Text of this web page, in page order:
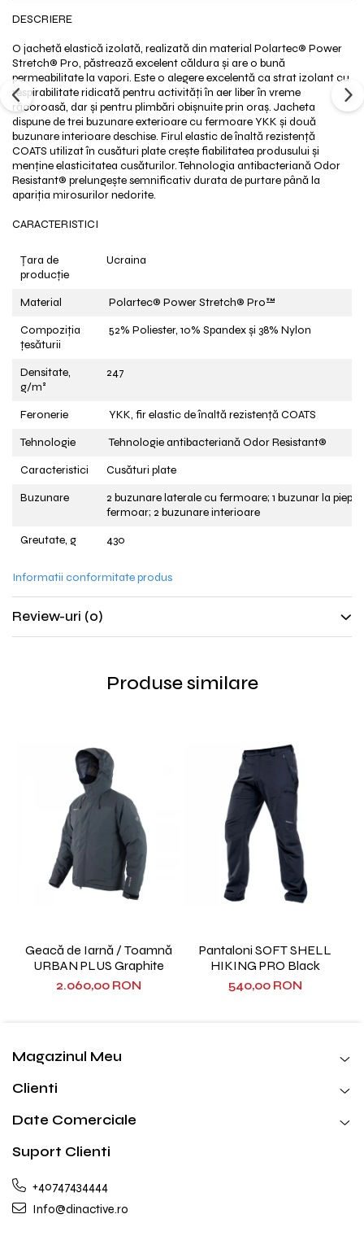
DESCRIERE
O jachetă elastică izolată, realizată din material Polartec® Power
Stretch® Pro, păstrează excelent căldura și are o bună
permeabilitate la vapori. Este o alegere excelentă ca strat izolant cu
respirabilitate ridicată pentru activități în aer liber în vreme
răcoroasă, dar și pentru plimbări obișnuite prin oraș. Jacheta
dispune de trei buzunare exterioare cu fermoare YKK și două
buzunare interioare deschise. Firul elastic de înaltă rezistență
COATS utilizat în cusături plate crește fiabilitatea produsului și
menține elasticitatea cusăturilor. Tehnologia antibacteriană Odor
Resistant® prelungește semnificativ durata de purtare până la
apariția mirosurilor nedorite.
CARACTERISTICI
Țara de
producție
Ucraina
Material
Polartec® Power Stretch® Pro™
Compoziția
țesăturii
52% Poliester, 10% Spandex și 38% Nylon
Densitate,
g/m²
247
Feronerie
YKK, fir elastic de înaltă rezistență COATS
Tehnologie
Tehnologie antibacteriană Odor Resistant®
Caracteristici
Cusături plate
Buzunare
2 buzunare laterale cu fermoare; 1 buzunar la piept
fermoar; 2 buzunare interioare
Greutate, g
430
Informatii conformitate produs
Review-uri (0)
Produse similare
Geacă de Iarnă / Toamnă
URBAN PLUS Graphite
2.060,00 RON
Pantaloni SOFT SHELL
HIKING PRO Black
540,00 RON
Magazinul Meu
Clienti
Date Comerciale
Suport Clienti
+40747434444
Info@dinactive.ro